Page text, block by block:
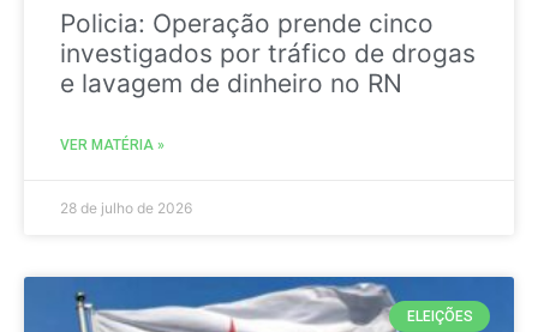
Policia: Operação prende cinco
investigados por tráfico de drogas
e lavagem de dinheiro no RN
VER MATÉRIA »
28 de julho de 2026
ELEIÇÕES